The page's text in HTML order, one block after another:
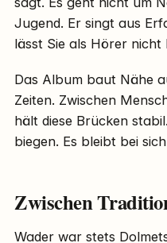
Jugend. Er singt aus
lässt Sie als Hörer nicht
Das Album baut Nähe
Zeiten. Zwischen
hält diese Brücken
biegen. Es bleibt bei
Zwischen
Wader war stets